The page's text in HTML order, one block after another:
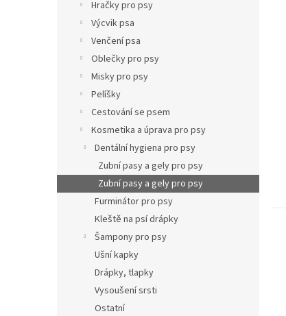
Hračky pro psy
Výcvik psa
Venčení psa
Oblečky pro psy
Misky pro psy
Pelíšky
Cestování se psem
Kosmetika a úprava pro psy
Dentální hygiena pro psy
Zubní pasy a gely pro psy
Zubní pasy a gely pro psy
Furminátor pro psy
Kleště na psí drápky
Šampony pro psy
Ušní kapky
Drápky, tlapky
Vysoušení srsti
Ostatní